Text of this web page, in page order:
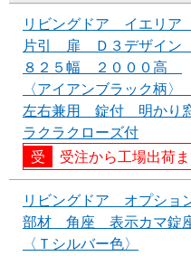
リビングドア イエリア
片引 扉 Ｄ３デザイン
８２５幅 ２０００高
〈アイアンブラック柄〉
左右兼用 錠付 明かり
ラクラクローズ付
受注から工場出荷
リビングドア オプショ
部材 角座 表示カマ錠
〈Ｔシルバー色〉